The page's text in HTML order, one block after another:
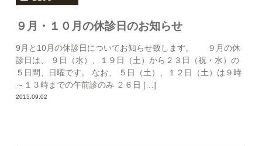
９月・１０月の休診日のお知らせ
9月と10月の休診日についてお知らせ致します。 ９月の休
診日は、 ９日（水）、１９日（土）から２３日（祝・水）の
５日間、日曜です。 なお、 ５日（土）、１２日（土）は９時
～１３時までの午前診のみ ２６日 […]
2015.09.02